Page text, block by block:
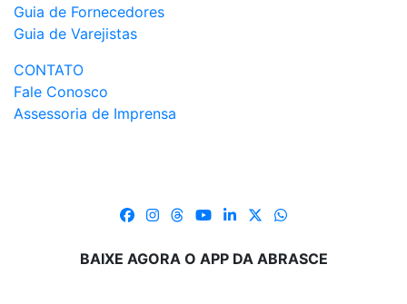
Guia de Fornecedores
Guia de Varejistas
CONTATO
Fale Conosco
Assessoria de Imprensa
BAIXE AGORA O APP DA ABRASCE